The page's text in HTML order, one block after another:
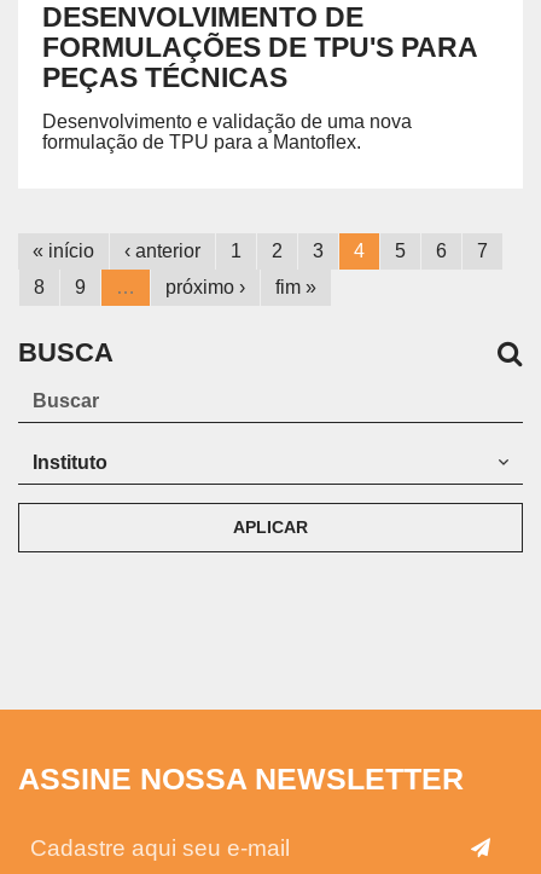
DESENVOLVIMENTO DE
FORMULAÇÕES DE TPU'S PARA
PEÇAS TÉCNICAS
Desenvolvimento e validação de uma nova
formulação de TPU para a Mantoflex.
« início ‹ anterior 1 2 3 4 5 6
7
8
9 … próximo › fim »
BUSCA
APLICAR
ASSINE NOSSA NEWSLETTER